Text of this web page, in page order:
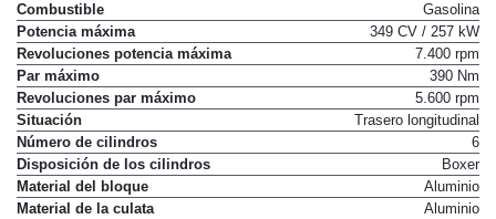
Combustible
Gasolina
Potencia máxima
349 CV / 257 kW
Revoluciones potencia máxima
7.400 rpm
Par máximo
390 Nm
Revoluciones par máximo
5.600 rpm
Situación
Trasero longitudinal
Número de cilindros
6
Disposición de los cilindros
Boxer
Material del bloque
Aluminio
Material de la culata
Aluminio